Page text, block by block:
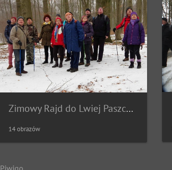
Zimowy Rajd do Lwiej Paszczy (12.02.2017)
14 obrazów